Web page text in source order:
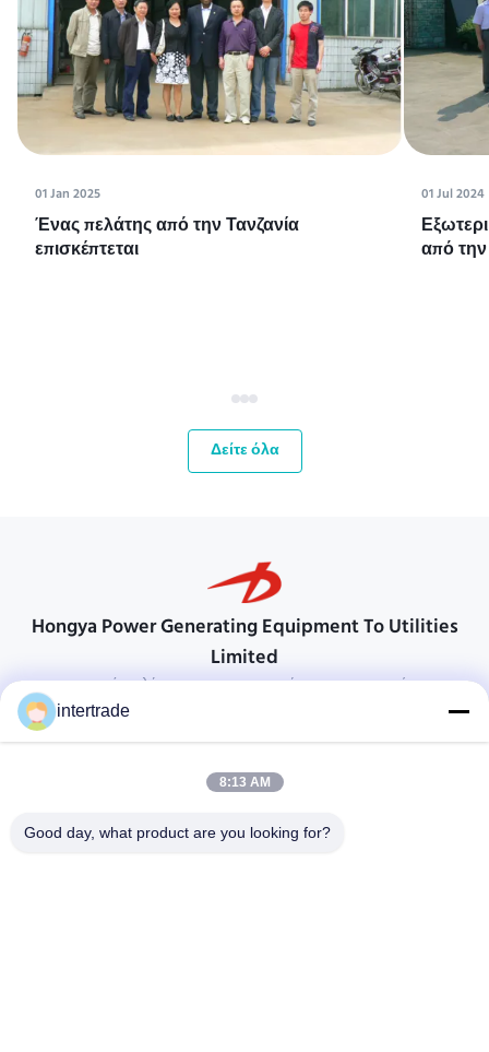
01 Jan 2025
Ένας πελάτης από την Τανζανία
επισκέπτεται
01 Jul 2024
από
Δείτε όλα
Hongya Power Generating Equipment To Utilities
Limited
προσαρμοσμένες λύσεις για να ανταποκρίνονται στις απαιτήσεις των
Χωριό Anxi, πόλη Yuping, νομός Hongya, Κίνα
86-28-37561966-8:00
intertrade
8:13 AM
Good day, what product are you looking for?